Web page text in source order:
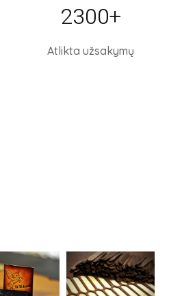
2300+
Atlikta užsakymų